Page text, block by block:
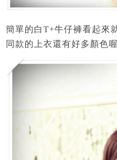
簡單的白T+牛仔褲看起來
同款的上衣還有好多顏色